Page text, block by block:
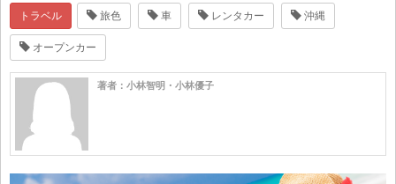
トラベル 旅色 車 レンタカー 沖縄
オープンカー
著者：小林智明・小林優子